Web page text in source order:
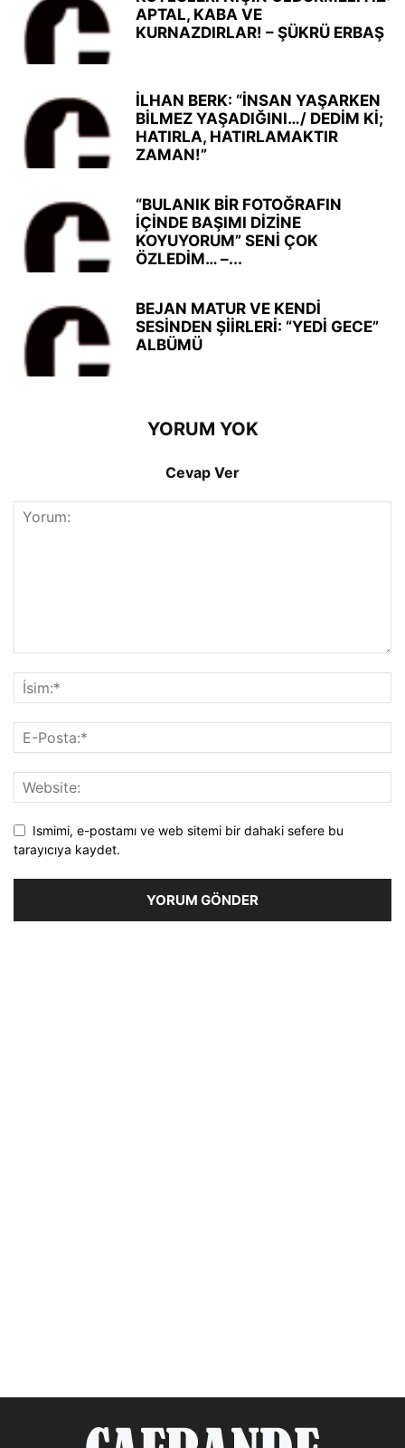
APTAL, KABA VE
KURNAZDIRLAR! – ŞÜKRÜ ERBAŞ
İLHAN BERK: “İNSAN YAŞARKEN
BİLMEZ YAŞADIĞINI…/ DEDİM Kİ;
HATIRLA, HATIRLAMAKTIR
ZAMAN!”
“BULANIK BİR FOTOĞRAFIN
İÇİNDE BAŞIMI DİZİNE
KOYUYORUM” SENİ ÇOK
ÖZLEDİM… –...
BEJAN MATUR VE KENDİ
SESİNDEN ŞİİRLERİ: “YEDİ GECE”
ALBÜMÜ
YORUM YOK
Cevap Ver
Ismimi, e-postamı ve web sitemi bir dahaki sefere bu
tarayıcıya kaydet.